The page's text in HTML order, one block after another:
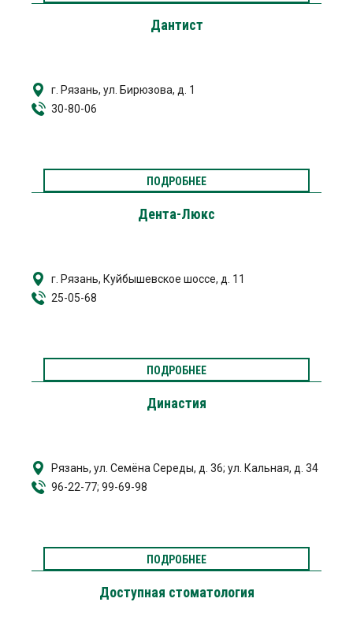
Дантист
г. Рязань, ул. Бирюзова, д. 1
30-80-06
ПОДРОБНЕЕ
Дента-Люкс
г. Рязань, Куйбышевское шоссе, д. 11
25-05-68
ПОДРОБНЕЕ
Династия
Рязань, ул. Семёна Середы, д. 36; ул. Кальная, д. 34
96-22-77; 99-69-98
ПОДРОБНЕЕ
Доступная стоматология